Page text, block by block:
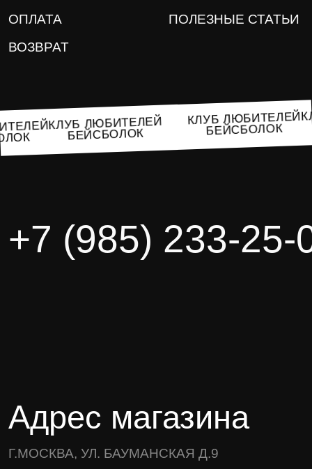
ОПЛАТА
ПОЛЕЗНЫЕ СТАТЬИ
ВОЗВРАТ
КЛУБ ЛЮБИТЕЛЕЙ
БЕЙСБОЛОК
КЛУБ
БЕЙСБОЛОК
+7 (985) 233-25-
Адрес магазина
Г.МОСКВА, УЛ. БАУМАНСКАЯ Д.9